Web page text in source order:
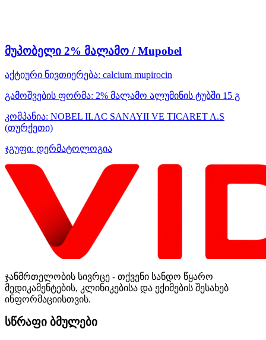
მუპობელი 2% მალამო / Mupobel
აქტიური ნივთიერება: calcium mupirocin
გამოშვების ფორმა: 2% მალამო ალუმინის ტუბში 15 გ
კომპანია: NOBEL ILAC SANAYII VE TICARET A.S
(თურქეთი)
ჯგუფი: დერმატოლოგია
ჯანმრთელობის სივრცე - თქვენი სანდო წყარო
მედიკამენტების, კლინიკებისა და ექიმების შესახებ
ინფორმაციისთვის.
სწრაფი ბმულები